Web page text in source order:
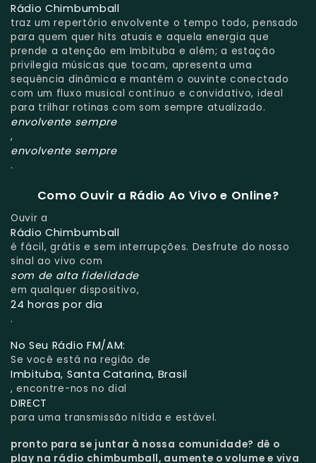
Rádio Chimbumball
traz um repertório envolvente o tempo todo, pensado
para quem quer hits atuais e aquela energia que
prende a atenção em Imbituba e além; a estação
privilegia músicas que tocam, apresenta uma
sequência dinâmica e mantém o ouvinte conectado
com um fluxo musical contínuo e convidativo, ideal
para trilhar rotinas com som sempre atualizado.
envolvente sempre
,
envolvente sempre
.
Como Ouvir a Rádio Ao Vivo e Online?
Ouvir a
Rádio Chimbumball
é fácil, grátis e sem interrupções. Desfrute do nosso
sinal ao vivo com
som de alta fidelidade
em qualquer dispositivo,
24 horas por dia
.
No Seu Rádio FM/AM:
Se você está na região de
Imbituba, Santa Catarina, Brasil
, encontre-nos no dial
DIRECT
para uma transmissão nítida e estável.
pronto para se juntar à nossa comunidade? dê o
play na rádio chimbumball, aumente o volume e viva